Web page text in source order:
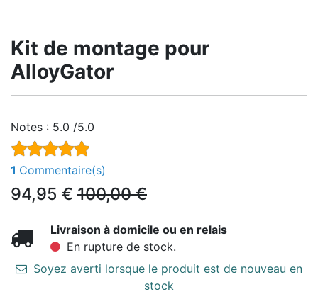
Kit de montage pour
AlloyGator
Notes : 5.0 /5.0
1 Commentaire(s)
94,95 € 100,00€
Livraison à domicile ou en relais
En rupture de stock.
Soyez averti lorsque le produit est de nouveau en
stock